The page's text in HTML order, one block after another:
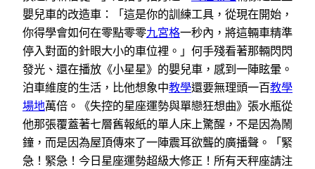
嬰兒車的改造車：「這是你的訓練工具，從現在開始，
你得學會如何在零點零零九宮格一秒內，將這輛車精準
停入對面的針眼大小的車位裡。」何手殘看著那輛閃閃
發光、還在播放《小星星》的嬰兒車，感到一陣眩暈。
泊車維度的生活，比他想象中教學還要無理頭一百教學
場地萬倍。《失控的星座運勢與單戀狂想曲》張水瓶從
他那張覆蓋著七層舊報紙的單人床上驚醒，不是因為鬧
鐘，而是因為屋頂傳來了一陣震耳欲聾的廣播聲。「緊
急！緊急！今日星座運勢超級大修正！所有天秤座請注